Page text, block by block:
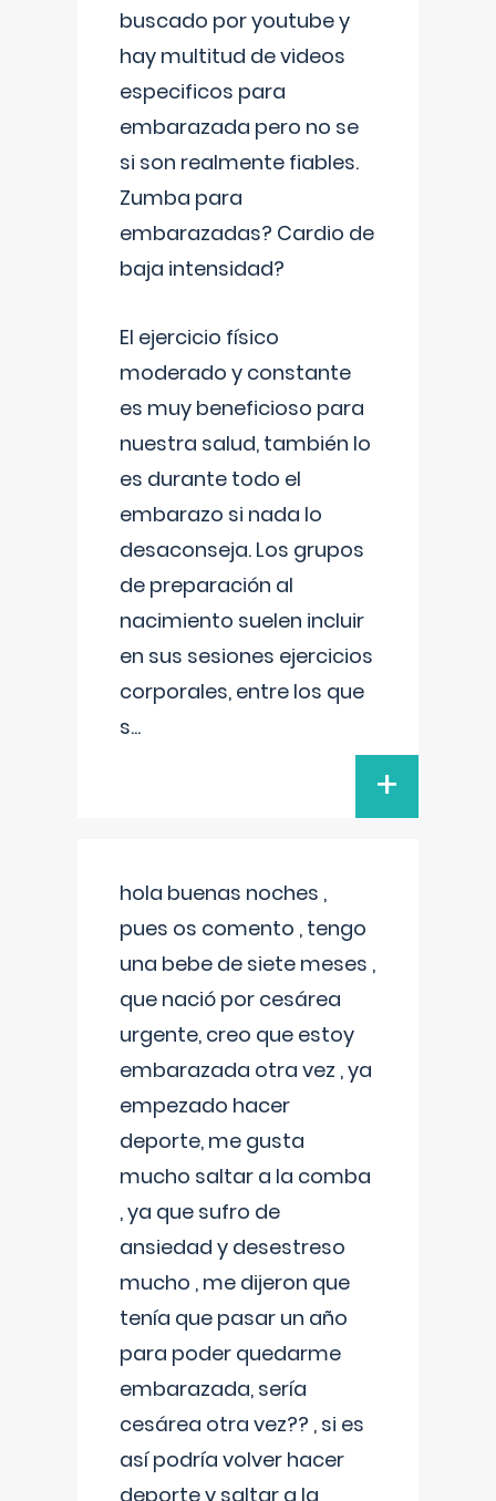
buscado por youtube y
hay multitud de videos
especificos para
embarazada pero no se
si son realmente fiables.
Zumba para
embarazadas? Cardio de
baja intensidad?
El ejercicio físico
moderado y constante
es muy beneficioso para
nuestra salud, también lo
es durante todo el
embarazo si nada lo
desaconseja. Los grupos
de preparación al
nacimiento suelen incluir
en sus sesiones ejercicios
corporales, entre los que
s...
+
hola buenas noches ,
pues os comento , tengo
una bebe de siete meses ,
que nació por cesárea
urgente, creo que estoy
embarazada otra vez , ya
empezado hacer
deporte, me gusta
mucho saltar a la comba
, ya que sufro de
ansiedad y desestreso
mucho , me dijeron que
tenía que pasar un año
para poder quedarme
embarazada, sería
cesárea otra vez?? , si es
así podría volver hacer
deporte y saltar a la